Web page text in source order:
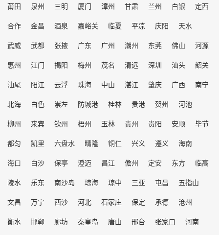
莆田
泉州 三明 厦门 漳州 甘肃 兰州 白银
定西
合作
金昌 酒泉 嘉峪关 临夏 平凉 庆阳
天水
武威
武都 张掖 广东 广州 潮州 东莞 佛山
河源
惠州
江门 揭阳 梅州 茂名 清远 深圳 汕头
韶关
汕尾
阳江 云浮 珠海 中山 湛江 肇庆 广西
南宁
北海
白色 崇左 防城港 桂林 贵港 贺州
河池
柳州
来宾 钦州 梧州 玉林 贵州 贵阳 安顺
毕节
都匀
凯里 六盘水 晴隆 铜仁 兴义 遵义
海南
海口
白沙 保亭 澄迈 昌江 儋州 定安 东方
临高
陵水
乐东 南沙岛 琼海 琼中 三亚 屯昌
五指山
文昌
万宁 西沙 河北 石家庄 保定 承德
沧州
衡水
邯郸 廊坊 秦皇岛 唐山 邢台 张家口
河南